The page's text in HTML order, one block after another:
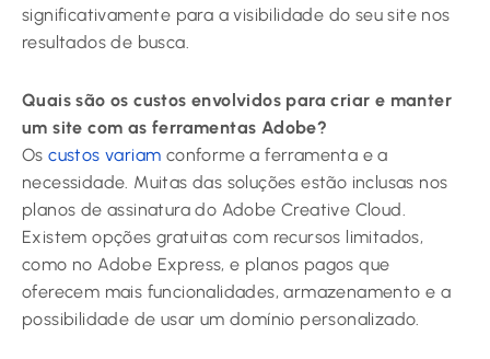
significativamente para a visibilidade do seu site nos
resultados de busca.
Quais são os custos envolvidos para criar e manter
um site com as ferramentas Adobe?
Oscustos variam conforme a ferramenta e a
necessidade. Muitas das soluções estão inclusas nos
planos de assinatura do Adobe Creative Cloud.
Existem opções gratuitas com recursos limitados,
como no Adobe Express, e planos pagos que
oferecem mais funcionalidades, armazenamento e a
possibilidade de usar um domínio personalizado.